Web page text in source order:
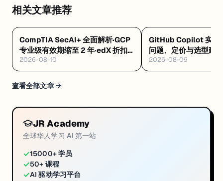
相关文章推荐
CompTIA SecAI+ 全面解析·GCP
专业级有效期缩至 2 年·edX 折扣
码 8/12 到期
2026-08-10
GitHub Copilot 实战
问题、定价与选型建议
2026-08-09
查看全部文章 →
JR Academy
全球华人学习 AI 第一站
✓15000+ 学员
✓50+ 课程
✓AI 驱动学习平台